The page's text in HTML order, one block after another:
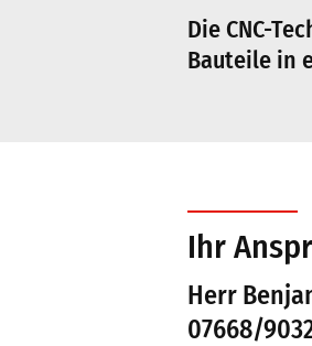
Die CNC-
Bauteile in
Ihr
Herr
07668/